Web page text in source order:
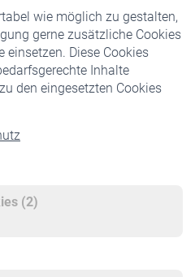
wie möglich zu gestalten,
gerne zusätzliche Cookies
einsetzen. Diese Cookies
Inhalte
den eingesetzten Cookies
(2)